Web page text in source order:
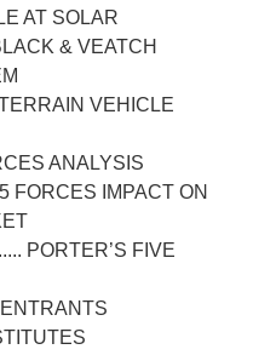
AT SOLAR
& VEATCH
VEHICLE
ANALYSIS
IMPACT ON
PORTER’S FIVE